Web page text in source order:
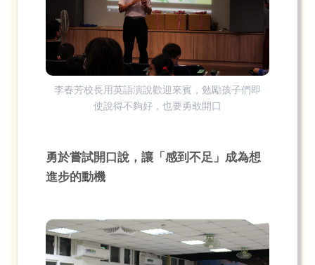
李春芳校長用英語演說歡迎來賓，勉勵孩子們即
使說得不夠好，也要勇敢開口
勇於嘗試開口說，讓「感到不足」成為想
進步的動機